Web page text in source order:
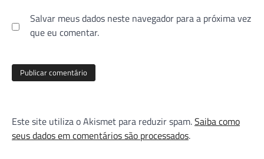
Salvar meus dados neste navegador para a próxima vez
que eu comentar.
Este site utiliza o Akismet para reduzir spam.Saiba como
seus dados em comentários são processados.